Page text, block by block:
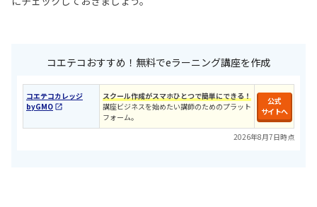
コエテコおすすめ！無料でeラーニング講座を作成
コエテコカレッジ
byGMO
スクール作成がスマホひとつで簡単にできる！
講座ビジネスを始めたい講師のためのプラット
フォーム。
公式
サイトへ
2026年8月7日時点